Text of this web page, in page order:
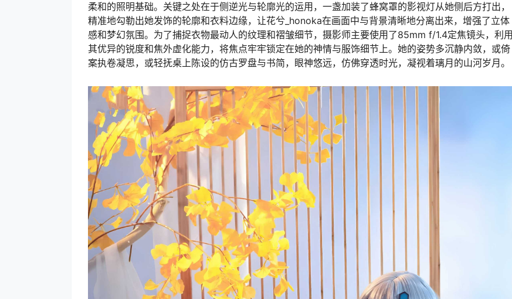
柔和的照明基础。关键之处在于侧逆光与轮廓光的运用，一盏加装了蜂窝罩的影视灯从她侧后方打出，
精准地勾勒出她发饰的轮廓和衣料边缘，让花兮_honoka在画面中与背景清晰地分离出来，增强了立体
感和梦幻氛围。为了捕捉衣物最动人的纹理和褶皱细节，摄影师主要使用了85mm f/1.4定焦镜头，利用
其优异的锐度和焦外虚化能力，将焦点牢牢锁定在她的神情与服饰细节上。她的姿势多沉静内敛，或倚
案执卷凝思，或轻抚桌上陈设的仿古罗盘与书简，眼神悠远，仿佛穿透时光，凝视着璃月的山河岁月。